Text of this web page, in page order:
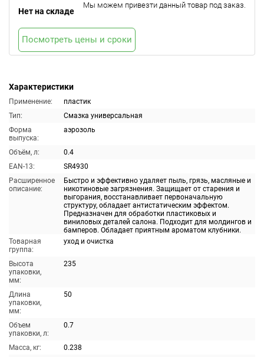
Характеристики
Применение:
пластик
Тип:
Смазка универсальная
Форма
выпуска:
аэрозоль
Объём, л:
0.4
EAN-13:
SR4930
Расширенное
описание:
Быстро и эффективно удаляет пыль, грязь, масляные и
никотиновые загрязнения. Защищает от старения и
выгорания, восстанавливает первоначальную
структуру, обладает антистатическим эффектом.
Предназначен для обработки пластиковых и
виниловых деталей салона. Подходит для молдингов и
бамперов. Обладает приятным ароматом клубники.
Товарная
группа:
уход и очистка
Высота
упаковки,
мм:
235
Длина
упаковки,
мм:
50
Объем
упаковки, л:
0.7
Масса, кг:
0.238
Нет на складе
Мы можем привезти данный товар под заказ.
Посмотреть цены и сроки